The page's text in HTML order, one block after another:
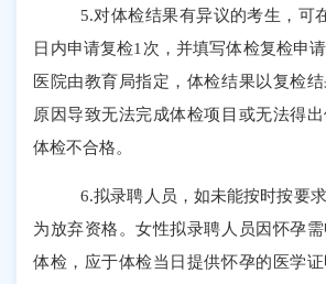
5.对体检结果有异议的考生，可
日内申请复检1次， 并填写体检复检申
医院由教育局指定，体检结果以复检
原因导致无法完成体检项目或无法得
体检不合格。
6.拟录聘人员，如未能按时按要
为放弃资格。女性拟录聘人员因怀孕
体检 ， 应于体检当日提供怀孕的医学